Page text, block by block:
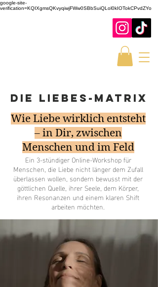
google-site-
verification=KQIXgmsQKvyqiwjFWw0SBbSuiQLol0kIOTokCPvdZYo
Die LIEBES-MATRIX
Wie Liebe wirklich entsteht
– in Dir, zwischen
Menschen und im Feld
Ein 3-stündiger Online-Workshop für
Menschen, die Liebe nicht länger dem Zufall
überlassen wollen, sondern bewusst mit der
göttlichen Quelle, ihrer Seele, dem Körper,
ihren Resonanzen und einem klaren Shift
arbeiten möchten.